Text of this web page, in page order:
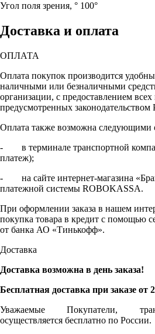
Угол поля зрения, ° 100°
Доставка и оплата
ОПЛАТА
Оплата покупок производится
наличными или безналичными
организации, с предоставлением
предусмотренных
Оплата также возможна следующими
- в терминале транспортной
платеж);
- на сайте интернет-магазина
платежной системы ROBOKASSA.
При оформлении заказа в нашем
покупка товара в кредит с помощью
от банка АО «Тинькофф».
Доставка
Доставка возможна в день заказа!
Бесплатная доставка при заказе от
Уважаемые Покупатели,
осуществляется бесплатно по России.